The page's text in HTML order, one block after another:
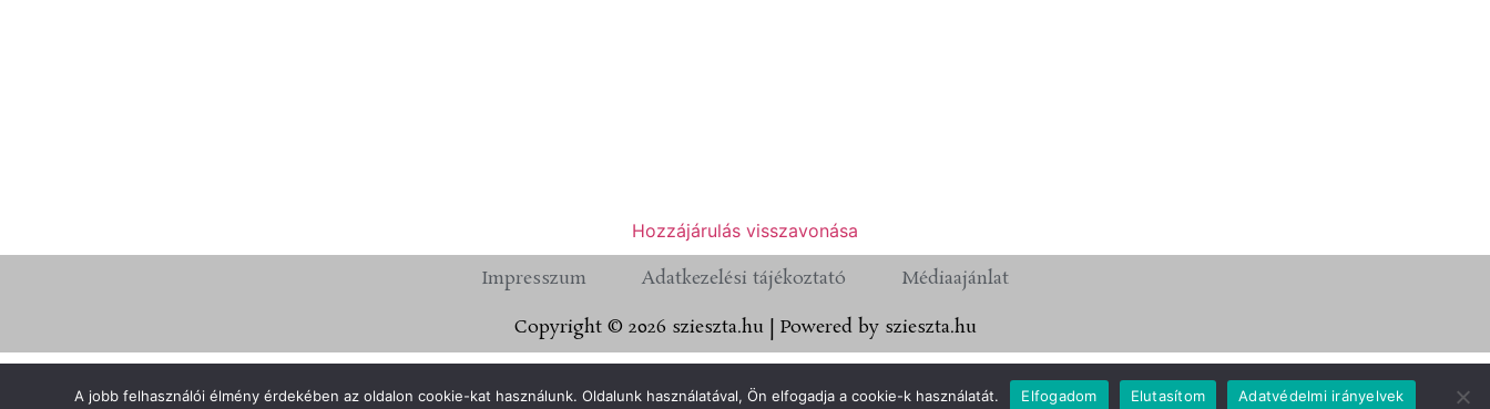
Hozzájárulás visszavonása
Impresszum Adatkezelési tájékoztató
Médiaajánlat
Copyright © 2026 szieszta.hu | Powered by szieszta.hu
A jobb felhasználói élmény érdekében az oldalon cookie-kat használunk. Oldalunk használatával, Ön elfogadja a cookie-k használatát. Elfogadom Elutasítom Adatvédelmi irányelvek